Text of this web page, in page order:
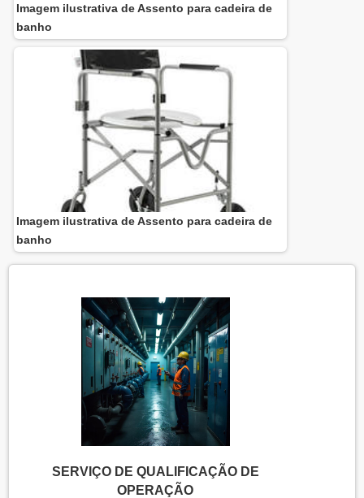
Imagem ilustrativa de Assento para cadeira de
banho
Imagem ilustrativa de Assento para cadeira de
banho
SERVIÇO DE QUALIFICAÇÃO DE
OPERAÇÃO